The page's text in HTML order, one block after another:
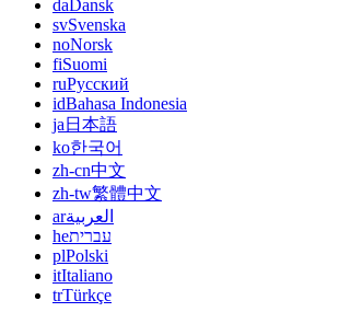
da Dansk
svSvenska
noNorsk
fiSuomi
ruРусский
idBahasa Indonesia
ja 日本語
ko한국어
zh-cn中文
zh-tw繁體中文
arالعربية
heעברית
plPolski
itItaliano
trTürkçe